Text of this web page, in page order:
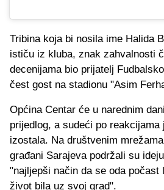
Tribina koja bi nosila ime Halida
ističu iz kluba, znak zahvalnosti
decenijama bio prijatelj
čest gost na stadionu "Asim
Općina Centar će u narednim
prijedlog, a sudeći po
izostala. Na društvenim
građani Sarajeva podržali su
"najljepši način da se oda počast
život bila uz svoj grad".